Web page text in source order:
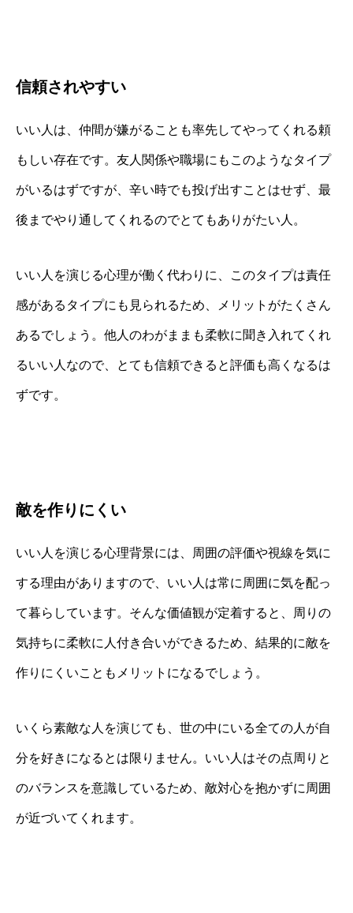
信頼されやすい
いい人は、仲間が嫌がることも率先してやってくれる頼
もしい存在です。友人関係や職場にもこのようなタイプ
がいるはずですが、辛い時でも投げ出すことはせず、最
後までやり通してくれるのでとてもありがたい人。
いい人を演じる心理が働く代わりに、このタイプは責任
感があるタイプにも見られるため、メリットがたくさん
あるでしょう。他人のわがままも柔軟に聞き入れてくれ
るいい人なので、とても信頼できると評価も高くなるは
ずです。
敵を作りにくい
いい人を演じる心理背景には、周囲の評価や視線を気に
する理由がありますので、いい人は常に周囲に気を配っ
て暮らしています。そんな価値観が定着すると、周りの
気持ちに柔軟に人付き合いができるため、結果的に敵を
作りにくいこともメリットになるでしょう。
いくら素敵な人を演じても、世の中にいる全ての人が自
分を好きになるとは限りません。いい人はその点周りと
のバランスを意識しているため、敵対心を抱かずに周囲
が近づいてくれます。